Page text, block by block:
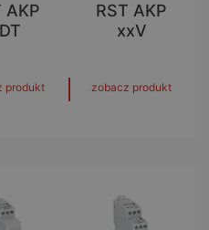
AKP
produkt
RST AKP
xxV
zobacz produkt